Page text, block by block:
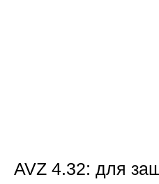
AVZ 4.32: для